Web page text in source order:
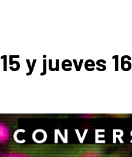
y jueves 16